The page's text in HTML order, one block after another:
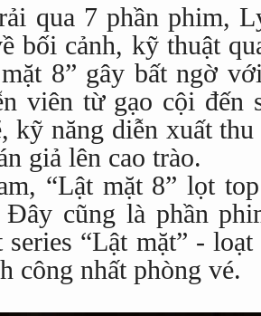
qua 7 phần phim,
bối cảnh, kỹ thuật
8” gây bất ngờ
viên từ gạo cội đến
kỹ năng diễn xuất
giả lên cao trào.
“Lật mặt 8” lọt
Đây cũng là phần
series “Lật mặt” -
công nhất phòng vé.